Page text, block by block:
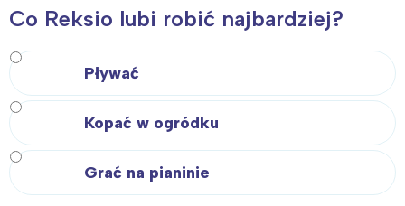
Co Reksio lubi robić najbardziej?
Pływać
Kopać w ogródku
Grać na pianinie